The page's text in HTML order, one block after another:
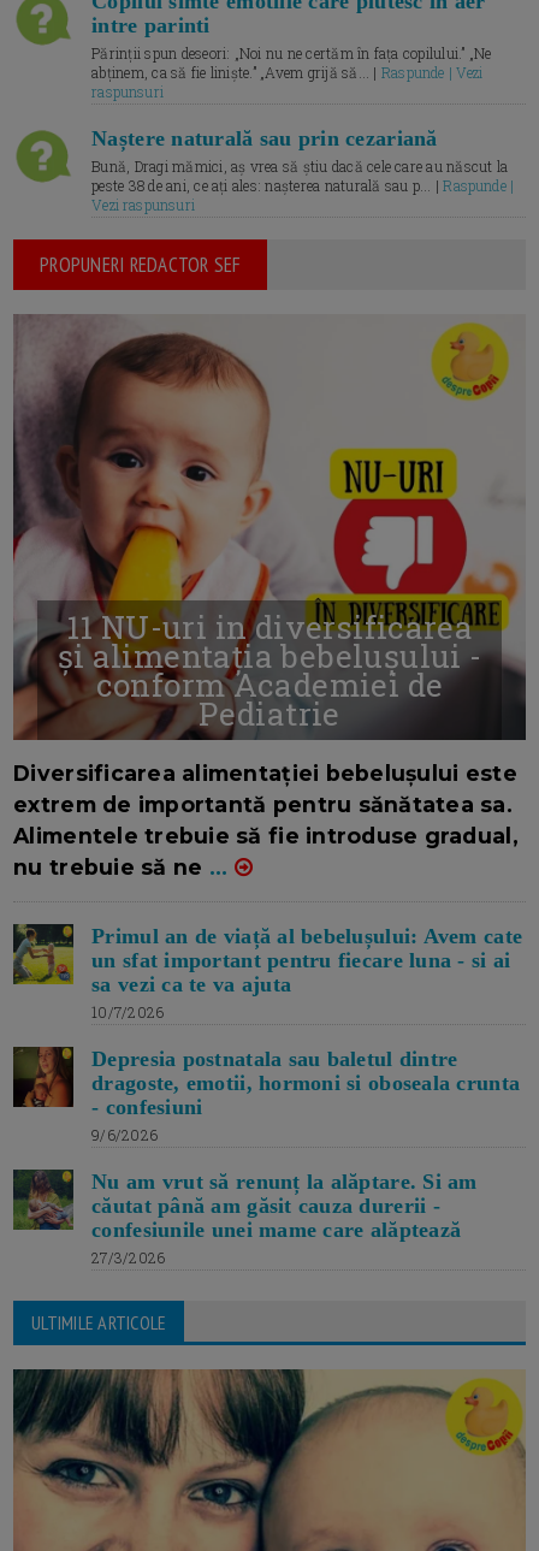
intre parinti
Părinții spun deseori: „Noi nu ne certăm în fața copilului.” „Ne
abținem, ca să fie liniște.” „Avem grijă să... | Raspunde | Vezi
raspunsuri
Naștere naturală sau prin cezariană
Bună, Dragi mămici, aș vrea să știu dacă cele care au născut la
peste 38 de ani, ce ați ales: nașterea naturală sau p... |Raspunde |
Vezi raspunsuri
PROPUNERI REDACTOR SEF
11 NU-uri in diversificarea
și alimentația bebelușului -
conform Academiei de
Pediatrie
Diversificarea alimentației bebelușului este
extrem de importantă pentru sănătatea sa.
Alimentele trebuie să fie introduse gradual,
nu trebuie să ne ...
Primul an de viață al bebelușului: Avem cate
un sfat important pentru fiecare luna - si ai
sa vezi ca te va ajuta
10/7/2026
Depresia postnatala sau baletul dintre
dragoste, emotii, hormoni si oboseala crunta
- confesiuni
9/6/2026
Nu am vrut să renunț la alăptare. Si am
căutat până am găsit cauza durerii -
confesiunile unei mame care alăptează
27/3/2026
ULTIMILE ARTICOLE